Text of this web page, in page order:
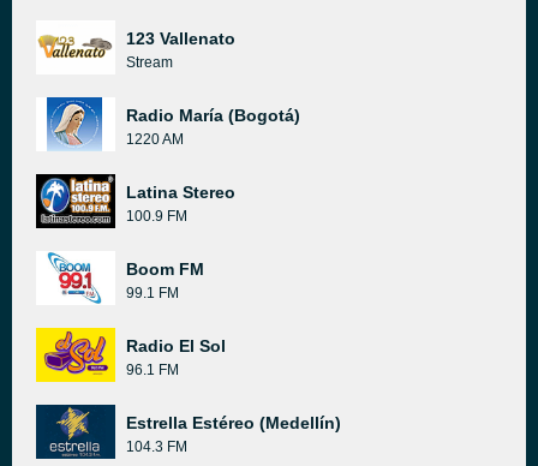
123 Vallenato
Stream
Radio María (Bogotá)
1220 AM
Latina Stereo
100.9 FM
Boom FM
99.1 FM
Radio El Sol
96.1 FM
Estrella Estéreo (Medellín)
104.3 FM